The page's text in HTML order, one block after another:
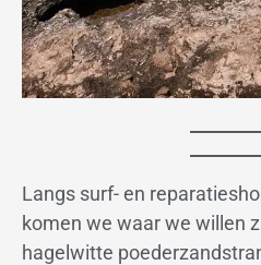
Langs surf- en
komen we waar we willen
hagelwitte